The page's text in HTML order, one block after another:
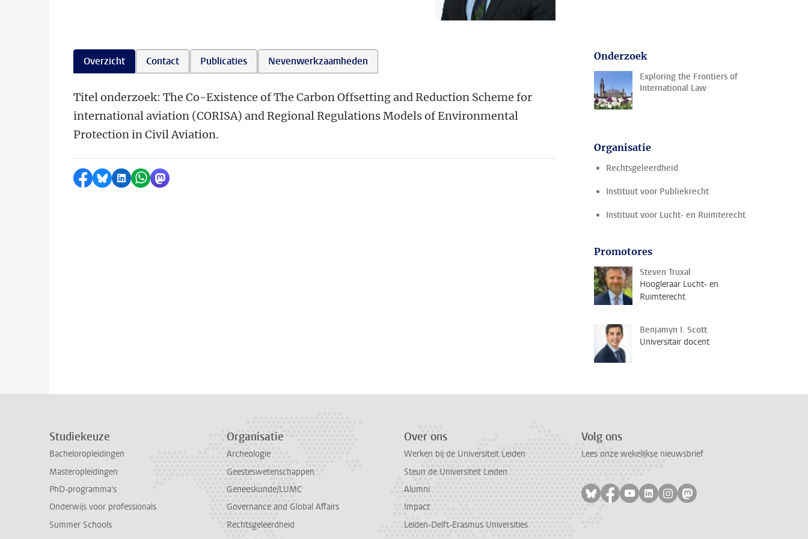
Overzicht Contact Publicaties Nevenwerkzaamheden
Titel onderzoek: The Co-Existence of The Carbon Offsetting and Reduction Scheme for
international aviation (CORISA) and Regional Regulations Models of Environmental
Protection in Civil Aviation.
Delen op Facebook
Delen via Bluesky
Delen op LinkedIn
Delen via WhatsApp
Delen via Mastodon
Onderzoek
Exploring the Frontiers of
International Law
Organisatie
Rechtsgeleerdheid
Instituut voor Publiekrecht
Instituut voor Lucht- en Ruimterecht
Promotores
Steven Truxal
Hoogleraar Lucht- en
Ruimterecht
Benjamyn I. Scott
Universitair docent
Studiekeuze
Bacheloropleidingen
Masteropleidingen
PhD-programma's
Onderwijs voor professionals
Summer Schools
Organisatie
Archeologie
Geesteswetenschappen
Geneeskunde/LUMC
Governance and Global Affairs
Rechtsgeleerdheid
Over ons
Werken bij de Universiteit Leiden
Steun de Universiteit Leiden
Alumni
Impact
Leiden-Delft-Erasmus Universities
Volg ons
Lees onze wekelijkse nieuwsbrief
Volg ons op bluesky
Volg ons op facebook
Volg ons op youtube
Volg ons op linkedin
Volg ons op instagram
Volg ons op mastodon